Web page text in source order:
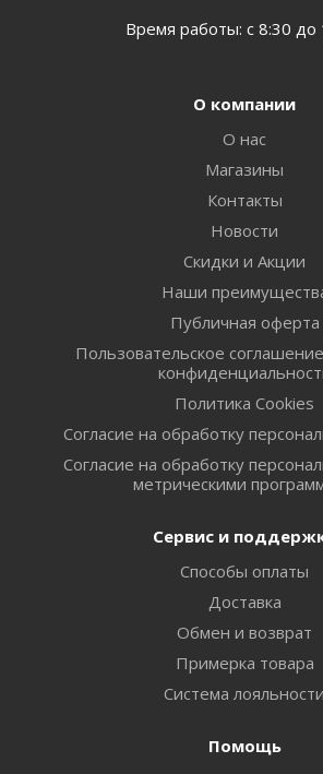
Время работы: с 8:30 до
О компании
О нас
Магазины
Контакты
Новости
Скидки и Акции
Наши
Публичная оферта
Пользовательское
Политика Cookies
Согласие на обработку
Согласие на обработку
метрическими
Сервис и
Способы оплаты
Доставка
Обмен и возврат
Примерка товара
Система лояльности
Помощь